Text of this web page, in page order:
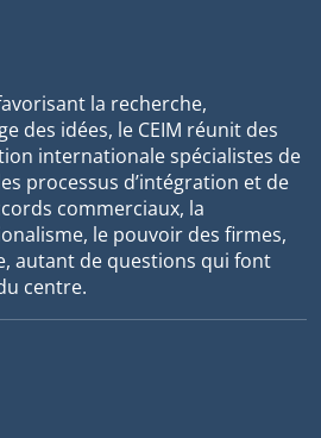
la recherche,
des idées, le CEIM réunit des
internationale spécialistes de
processus d’intégration et de
commerciaux, la
le pouvoir des firmes,
autant de questions qui font
centre.